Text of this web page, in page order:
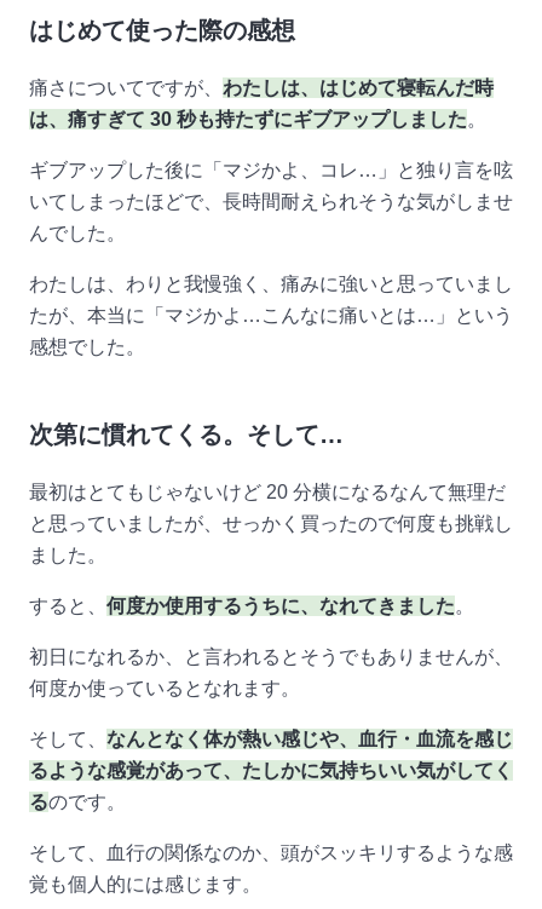
はじめて使った際の感想
痛さについてですが、 わたしは、はじめて寝転んだ時
は、痛すぎて 30 秒も持たずにギブアップしました。
ギブアップした後に「マジかよ、コレ…」と独り言を呟
いてしまったほどで、長時間耐えられそうな気がしませ
んでした。
わたしは、わりと我慢強く、痛みに強いと思っていまし
たが、本当に「マジかよ…こんなに痛いとは…」という
感想でした。
次第に慣れてくる。そして…
最初はとてもじゃないけど 20 分横になるなんて無理だ
と思っていましたが、せっかく買ったので何度も挑戦し
ました。
すると、 何度か使用するうちに、なれてきました。
初日になれるか、と言われるとそうでもありませんが、
何度か使っているとなれます。
そして、 なんとなく体が熱い感じや、血行・血流を感じ
るような感覚があって、たしかに気持ちいい気がしてく
るのです。
そして、血行の関係なのか、頭がスッキリするような感
覚も個人的には感じます。